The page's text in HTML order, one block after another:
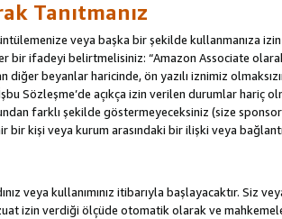
Tanıtmanız
veya başka bir şekilde kullanmanıza
bir ifadeyi belirtmelisiniz: “Amazon Associate
beyanlar haricinde, ön yazılı iznimiz
Sözleşme’de açıkça izin verilen durumlar hariç
farklı şekilde göstermeyeceksiniz (size
bir kişi veya kurum arasındaki bir ilişki veya
veya kullanımınız itibarıyla başlayacaktır. Siz
izin verdiği ölçüde otomatik olarak ve